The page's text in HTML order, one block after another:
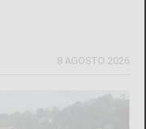
8 AGOSTO 2026